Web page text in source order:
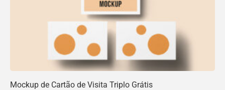
Mockup de Cartão de Visita Triplo Grátis